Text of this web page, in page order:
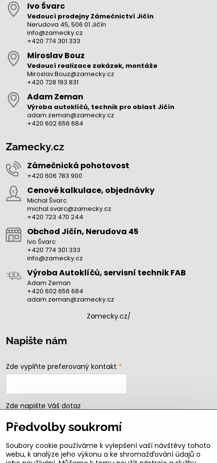
Ivo Švarc
Vedoucí prodejny Zámečnictví Jičín
Nerudova 45, 506 01 Jičín
info@zamecky.cz
+420 774 301 333
Miroslav Bouz
Vedoucí realizace zakázek, montáže
Miroslav.Bouz@zamecky.cz
+420 728 193 831
Adam Zeman
Výroba autoklíčů, technik pro oblast Jičín
adam.zeman@zamecky.cz
+420 602 656 684
Zamecky.cz
Zámečnická pohotovost
+420 606 783 900
Cenové kalkulace, objednávky
Michal Švarc
michal.svarc@zamecky.cz
+420 723 470 244
Obchod Jičín, Nerudova 45
Ivo Švarc
+420 774 301 333
info@zamecky.cz
Výroba Autoklíčů, servisní technik FAB
Adam Zeman
+420 602 656 684
adam.zeman@zamecky.cz
Zamecky.cz/
Napište nám
Zde vyplňte preferovaný kontakt *
Zde napište Váš dotaz
Předvolby soukromí
Soubory cookie používáme k vylepšení vaší návštěvy tohoto
webu, k analýze jeho výkonu a ke shromažďování údajů o